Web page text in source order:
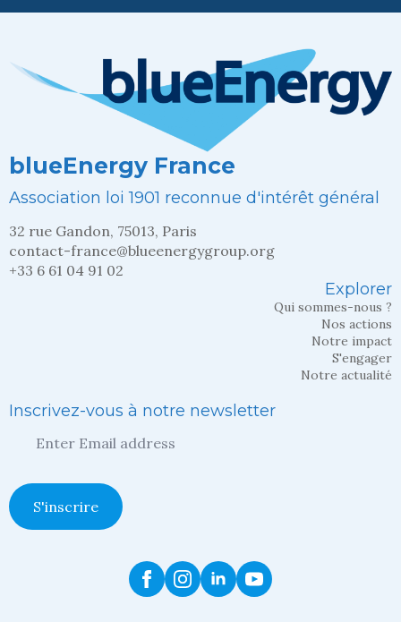
blueEnergy France
Association loi 1901 reconnue d'intérêt général
32 rue Gandon, 75013, Paris
contact-france@blueenergygroup.org
+33 6 61 04 91 02
Explorer
Qui sommes-nous ?
Nos actions
Notre impact
S'engager
Notre actualité
Inscrivez-vous à notre newsletter
votre
*
S'inscrire